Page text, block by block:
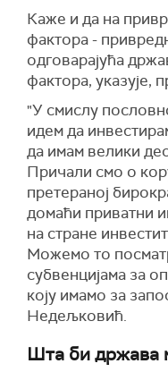
Каже и да на
фактора -
одговарајућа
фактора, указује,
"У смислу
идем да
да имам велики
Причали смо о
претераној
домаћи приватни
на стране
Можемо то
субвенцијама за
коју имамо за
Недељковић.
Шта би држава